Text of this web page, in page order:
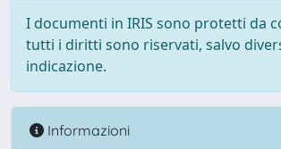
I documenti in IRIS sono protetti da
tutti i diritti sono riservati, salvo
indicazione.
Informazioni